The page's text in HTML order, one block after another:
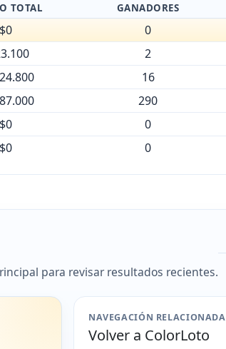
TOTAL GANADORES
$0 0
2
16
290
$0 0
$0 0
para revisar resultados recientes.
NAVEGACIÓN RELACIONADA
Volver a ColorLoto